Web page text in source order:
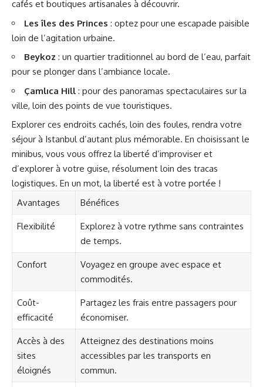
cafés et boutiques artisanales à découvrir.
Les îles des Princes : optez pour une escapade paisible
loin de l’agitation urbaine.
Beykoz : un quartier traditionnel au bord de l’eau, parfait
pour se plonger dans l’ambiance locale.
Çamlıca Hill : pour des panoramas spectaculaires sur la
ville, loin des points de vue touristiques.
Explorer ces endroits cachés, loin des foules, rendra votre
séjour à Istanbul d’autant plus mémorable. En choisissant le
minibus, vous vous offrez la liberté d’improviser et
d’explorer à votre guise, résolument loin des tracas
logistiques. En un mot, la liberté est à votre portée !
Avantages
Bénéfices
Flexibilité
Explorez à votre rythme sans contraintes
de temps.
Confort
Voyagez en groupe avec espace et
commodités.
Coût-
efficacité
Partagez les frais entre passagers pour
économiser.
Accès à des
sites
éloignés
Atteignez des destinations moins
accessibles par les transports en
commun.